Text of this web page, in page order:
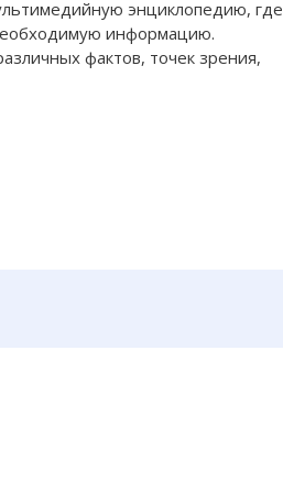
энциклопедию, где
информацию.
фактов, точек зрения,